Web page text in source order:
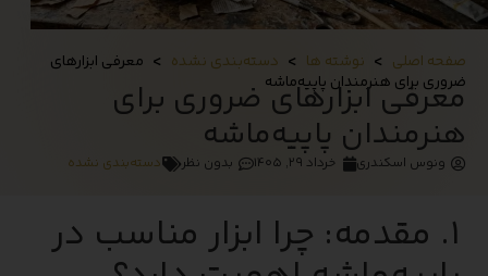
صفحه اصلی > نوشته ها > دسته‌بندی نشده > معرفی ابزارهای
ضروری برای هنرمندان پاپیه‌ماشه
معرفی ابزارهای ضروری برای
هنرمندان پاپیه‌ماشه
ونوس اسکندری خرداد ۲۹, ۱۴۰۵ بدون نظر دسته‌بندی نشده
۱. مقدمه: چرا ابزار مناسب در